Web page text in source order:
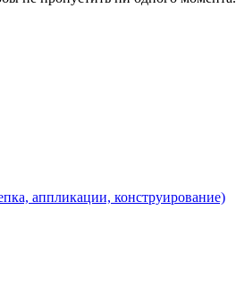
аппликации, конструирование)